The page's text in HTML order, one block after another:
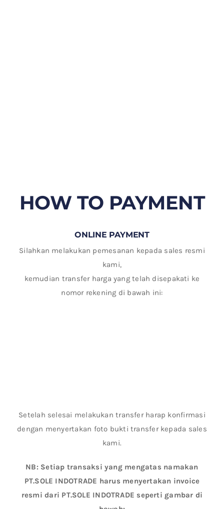
HOW TO PAYMENT
ONLINE PAYMENT
Silahkan melakukan pemesanan kepada sales resmi
kami,
kemudian transfer harga yang telah disepakati ke
nomor rekening di bawah ini:
Setelah selesai melakukan transfer harap konfirmasi
dengan menyertakan foto bukti transfer kepada sales
kami.
NB: Setiap transaksi yang mengatas namakan
PT.SOLE INDOTRADE harus menyertakan invoice
resmi dari PT.SOLE INDOTRADE seperti gambar di